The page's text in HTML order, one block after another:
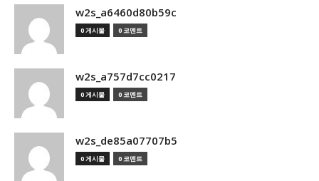
w2s_a6460d80b59c
0 게시물 0 코멘트
w2s_a757d7cc0217
0 게시물 0 코멘트
w2s_de85a07707b5
0 게시물 0 코멘트